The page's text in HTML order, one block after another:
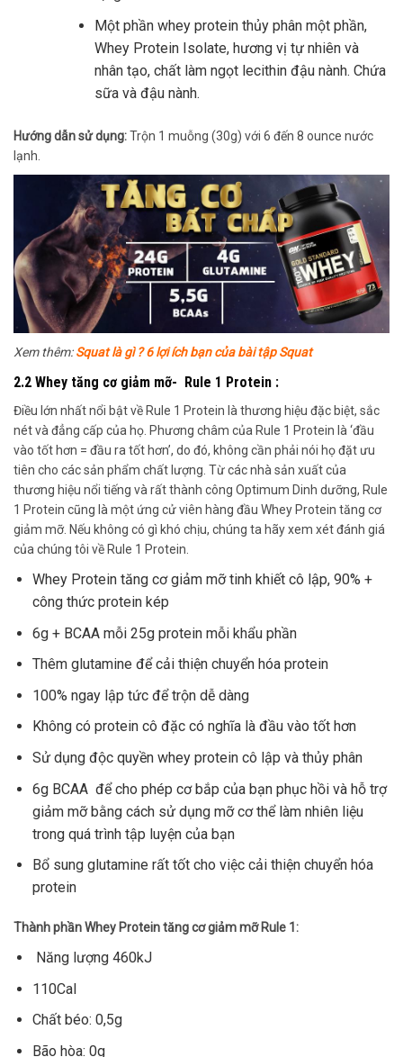
Một phần whey protein thủy phân một phần,
Whey Protein Isolate, hương vị tự nhiên và
nhân tạo, chất làm ngọt lecithin đậu nành. Chứa
sữa và đậu nành.
Hướng dẫn sử dụng:Trộn 1 muỗng (30g) với 6 đến 8 ounce nước
lạnh.
Xem thêm:Squat là gì ? 6 lợi ích bạn của bài tập Squat
2.2 Whey tăng cơ giảm mỡ- Rule 1 Protein :
Điều lớn nhất nổi bật về Rule 1 Protein là thương hiệu đặc biệt, sắc
nét và đẳng cấp của họ. Phương châm của Rule 1 Protein là ‘đầu
vào tốt hơn = đầu ra tốt hơn’, do đó, không cần phải nói họ đặt ưu
tiên cho các sản phẩm chất lượng. Từ các nhà sản xuất của
thương hiệu nổi tiếng và rất thành công Optimum Dinh dưỡng, Rule
1 Protein cũng là một ứng cử viên hàng đầu Whey Protein tăng cơ
giảm mỡ. Nếu không có gì khó chịu, chúng ta hãy xem xét đánh giá
của chúng tôi về Rule 1 Protein.
Whey Protein tăng cơ giảm mỡ tinh khiết cô lập, 90% +
công thức protein kép
6g + BCAA mỗi 25g protein mỗi khẩu phần
Thêm glutamine để cải thiện chuyển hóa protein
100% ngay lập tức để trộn dễ dàng
Không có protein cô đặc có nghĩa là đầu vào tốt hơn
Sử dụng độc quyền whey protein cô lập và thủy phân
6g BCAA để cho phép cơ bắp của bạn phục hồi và hỗ trợ
giảm mỡ bằng cách sử dụng mỡ cơ thể làm nhiên liệu
trong quá trình tập luyện của bạn
Bổ sung glutamine rất tốt cho việc cải thiện chuyển hóa
protein
Thành phần Whey Protein tăng cơ giảm mỡ Rule 1:
Năng lượng 460kJ
110Cal
Chất béo: 0,5g
Bão hòa: 0g